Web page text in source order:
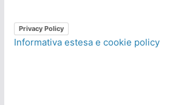
Privacy Policy
Informativa estesa e cookie policy